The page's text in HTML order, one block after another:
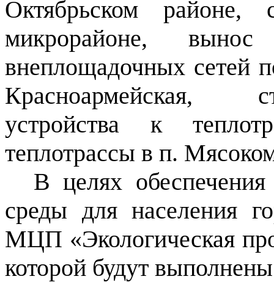
Октябрьском районе,
микрорайоне,
внеплощадочных сетей
Красноармейская,
устройства к
теплотрассы в п.
В целях обеспечения
среды для населения
МЦП «Экологическая
которой будут